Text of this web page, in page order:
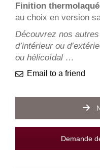
Finition
au choix en version
Découvrez nos
d’intérieur ou
ou hélicoïdal …
Email to a friend
Demande